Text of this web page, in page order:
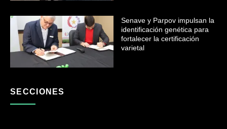
Senave y Parpov impulsan la
identificación genética para
fortalecer la certificación
varietal
SECCIONES